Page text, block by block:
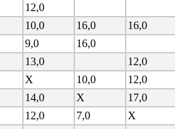
12,0
10,0 16,0 16,0
9,0 16,0
13,0 12,0
X 10,0 12,0
14,0 X 17,0
12,0 7,0 X